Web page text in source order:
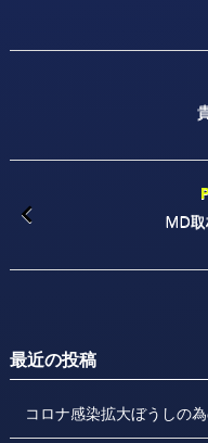
MD
最近の投稿
コロナ感染拡大ぼうしの